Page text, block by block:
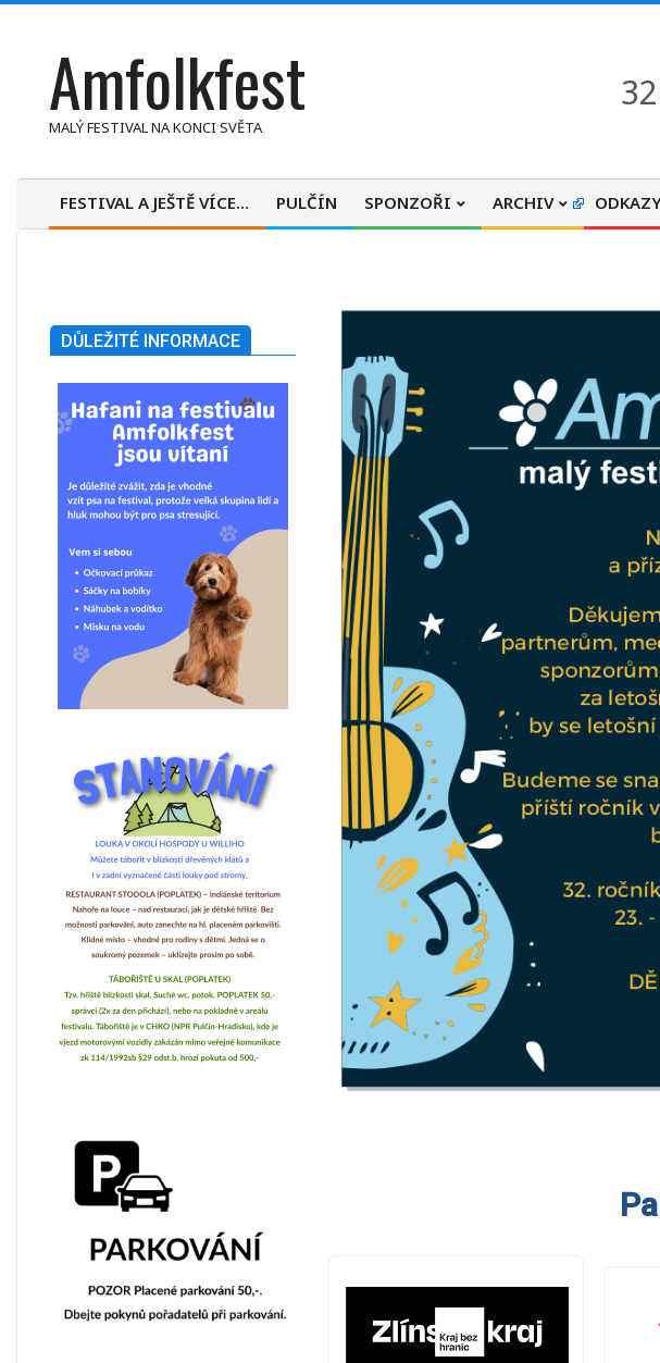
contentAmfolkfest
MALÝ FESTIVAL NA KONCI SVĚTA
Primary
FESTIVAL A JEŠTĚ VÍCE… PULČÍN SPONZOŘI ARCHIV
DŮLEŽITÉ INFORMACE